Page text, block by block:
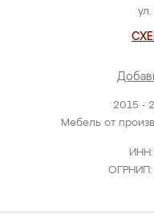
2015 -
Мебель от
ОГРНИП: